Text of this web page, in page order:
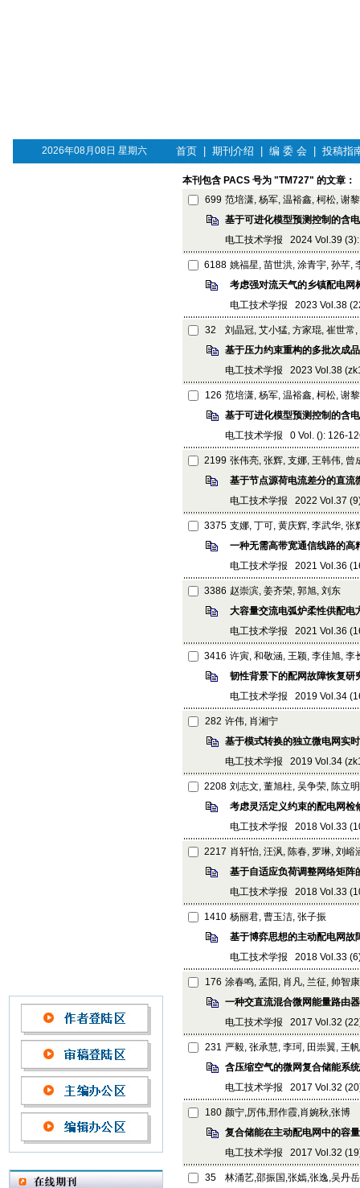
2026年08月08日 星期六 首页 期刊介绍 编 委 会 投稿指
本刊包含 PACS 号为 "TM727" 的文章：
699 范培潇, 杨军, 温裕鑫, 柯松, 谢
基于可进化模型预测控制的含
电工技术学报 2024 Vol.39
6188 姚福星, 苗世洪, 涂青宇, 孙芊,
考虑强对流天气的乡镇配电网
电工技术学报 2023 Vol.38
32
刘晶冠, 艾小猛, 方家琨, 崔世常,
基于压力约束重构的多批次成
电工技术学报 2023 Vol.38
126 范培潇, 杨军, 温裕鑫, 柯松, 谢
基于可进化模型预测控制的含
电工技术学报 0 Vol. (): 126-
2199 张伟亮, 张辉, 支娜, 王韩伟, 曾
基于节点源荷电流差分的直流
电工技术学报 2022 Vol.37
3375 支娜, 丁可, 黄庆辉, 李武华, 张
一种无需高带宽通信线路的高
电工技术学报 2021 Vol.36
3386 赵崇滨, 姜齐荣, 郭旭, 刘东
大容量交流电弧炉柔性供配电
电工技术学报 2021 Vol.36
3416 许寅, 和敬涵, 王颖, 李佳旭, 李
韧性背景下的配网故障恢复研
电工技术学报 2019 Vol.34
282 许伟, 肖湘宁
基于模式转换的独立微电网实
电工技术学报 2019 Vol.34
2208 刘志文, 董旭柱, 吴争荣, 陈立明
考虑灵活定义约束的配电网检
电工技术学报 2018 Vol.33
2217 肖轩怡, 汪沨, 陈春, 罗琳, 刘峪
基于自适应负荷调整网络矩阵
电工技术学报 2018 Vol.33
1410 杨丽君, 曹玉洁, 张子振
基于博弈思想的主动配电网故
电工技术学报 2018 Vol.33
176 涂春鸣, 孟阳, 肖凡, 兰征, 帅智康
一种交直流混合微网能量路由
电工技术学报 2017 Vol.32
231 严毅, 张承慧, 李珂, 田崇翼, 王帆
含压缩空气的微网复合储能系
电工技术学报 2017 Vol.32
180 颜宁,厉伟,邢作霞,肖婉秋,张博
复合储能在主动配电网中的容
电工技术学报 2017 Vol.32
35
林涌艺,邵振国,张嫣,张逸,吴丹岳